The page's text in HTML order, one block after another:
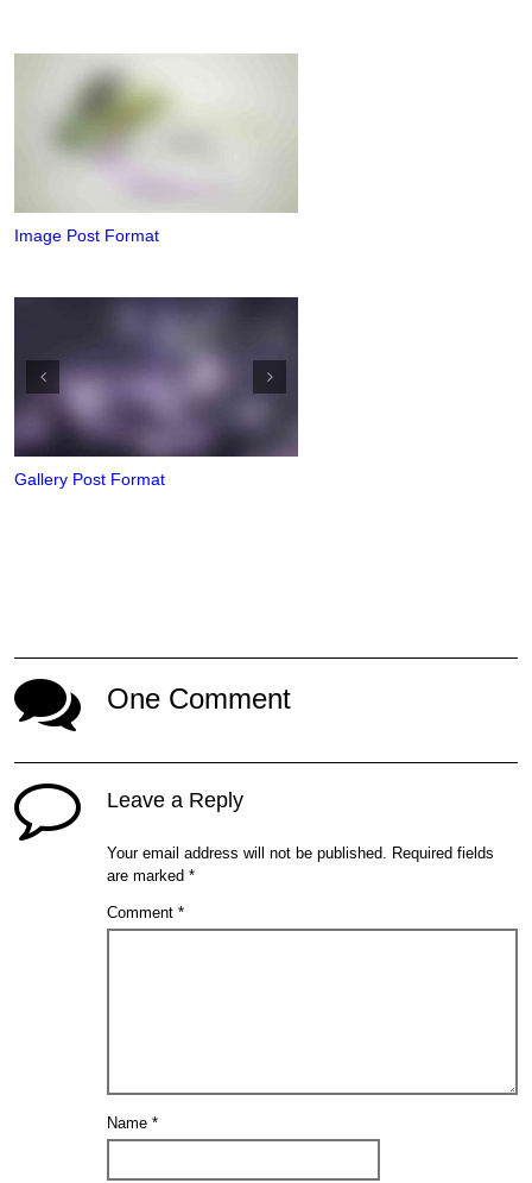
Image Post Format
Gallery Post Format
One Comment
Leave a Reply
Your email address will not be published. Required fields
are marked*
Comment*
Name*